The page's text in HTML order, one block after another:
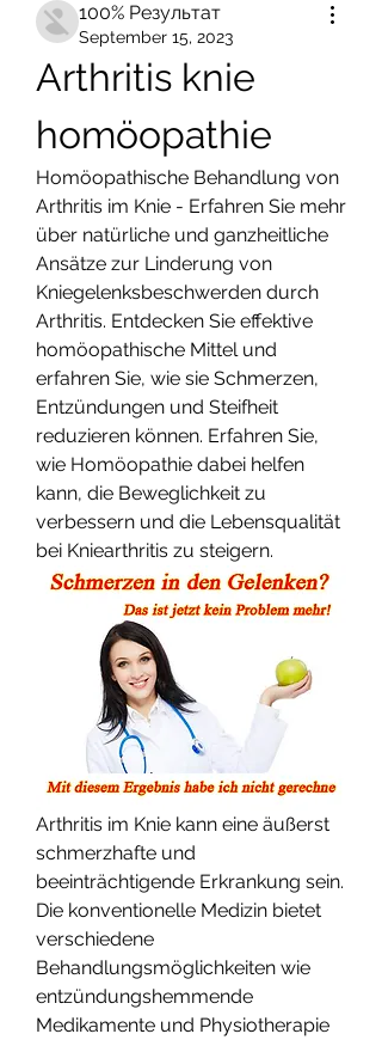
100% Результат
September 15, 2023
Arthritis knie
homöopathie
Homöopathische Behandlung von
Arthritis im Knie - Erfahren Sie mehr
über natürliche und ganzheitliche
Ansätze zur Linderung von
Kniegelenksbeschwerden durch
Arthritis. Entdecken Sie effektive
homöopathische Mittel und
erfahren Sie, wie sie Schmerzen,
Entzündungen und Steifheit
reduzieren können. Erfahren Sie,
wie Homöopathie dabei helfen
kann, die Beweglichkeit zu
verbessern und die Lebensqualität
bei Kniearthritis zu steigern.
Arthritis im Knie kann eine äußerst
schmerzhafte und
beeinträchtigende Erkrankung sein.
Die konventionelle Medizin bietet
verschiedene
Behandlungsmöglichkeiten wie
entzündungshemmende
Medikamente und Physiotherapie